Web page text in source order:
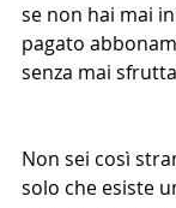
se non hai mai
pagato
senza mai
Non sei così
solo che esiste